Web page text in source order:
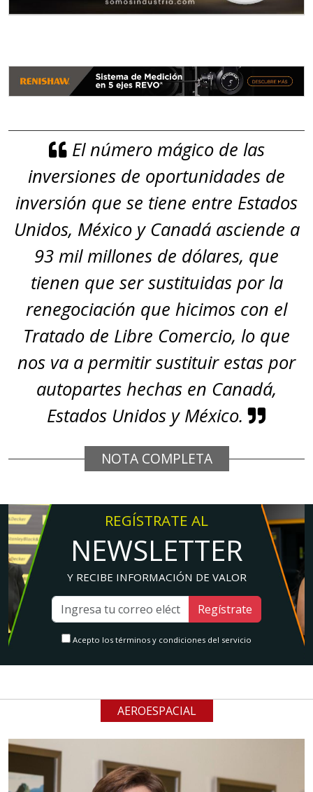
El número mágico de las
inversiones de oportunidades de
inversión que se tiene entre Estados
Unidos, México y Canadá asciende a
93 mil millones de dólares, que
tienen que ser sustituidas por la
renegociación que hicimos con el
Tratado de Libre Comercio, lo que
nos va a permitir sustituir estas por
autopartes hechas en Canadá,
Estados Unidos y México.
NOTA COMPLETA
REGÍSTRATE AL
NEWSLETTER
Y RECIBE INFORMACIÓN DE VALOR
Regístrate
Acepto los términos y condiciones del servicio
AEROESPACIAL